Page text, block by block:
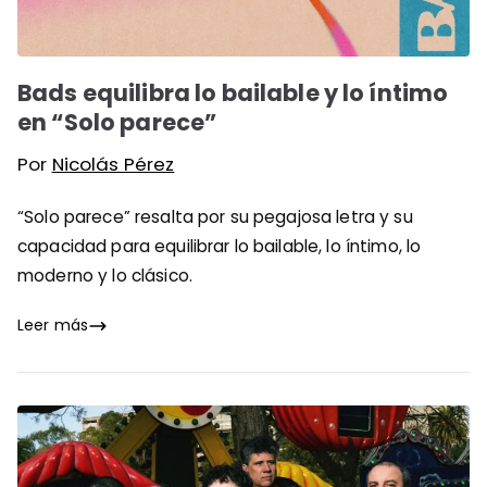
Bads equilibra lo bailable y lo íntimo
en “Solo parece”
Por Nicolás Pérez
“Solo parece” resalta por su pegajosa letra y su
capacidad para equilibrar lo bailable, lo íntimo, lo
moderno y lo clásico.
Leer más